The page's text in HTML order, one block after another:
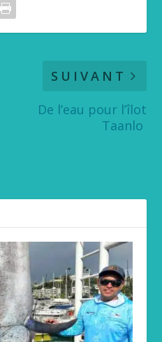
SUIVANT
De l’eau pour l’îlot
Taanlo